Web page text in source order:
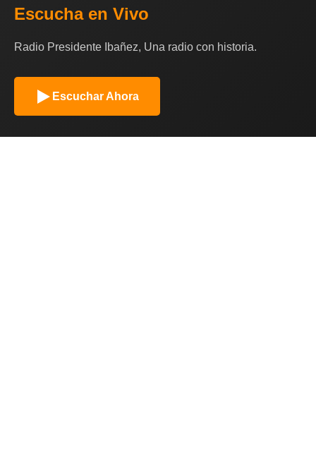
Escucha en Vivo
Radio Presidente Ibañez, Una radio con historia.
Escuchar Ahora